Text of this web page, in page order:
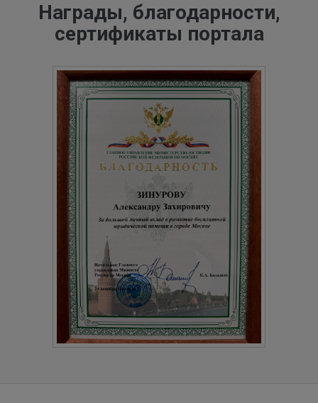
Награды, благодарности,
сертификаты портала